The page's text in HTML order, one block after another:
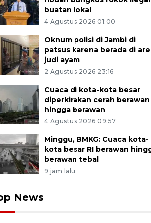
buatan lokal
4 Agustus 2026 01:00
Oknum polisi di Jambi di
patsus karena berada di
judi ayam
2 Agustus 2026 23:16
Cuaca di kota-kota besar
diperkirakan cerah berawan
hingga berawan
4 Agustus 2026 09:57
Minggu, BMKG: Cuaca kota-
kota besar RI berawan
berawan tebal
9 jam lalu
News